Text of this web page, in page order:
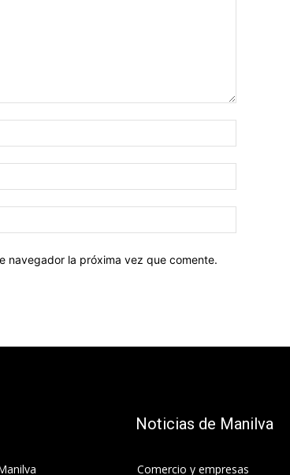
electrónico:
web:
navegador la próxima vez que comente.
Noticias de Manilva
Comercio y empresas